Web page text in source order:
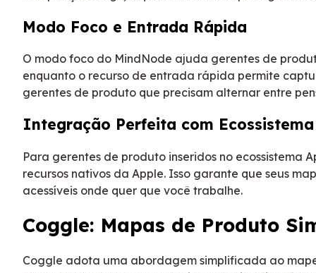
Modo Foco e Entrada Rápida
O modo foco do MindNode ajuda gerentes de
enquanto o recurso de entrada rápida permite
gerentes de produto que precisam alternar entre
Integração Perfeita com
Para gerentes de produto inseridos no ecossistema
recursos nativos da Apple. Isso garante que seus
acessíveis onde quer que você trabalhe.
Coggle: Mapas de Produto
Coggle adota uma abordagem simplificada ao